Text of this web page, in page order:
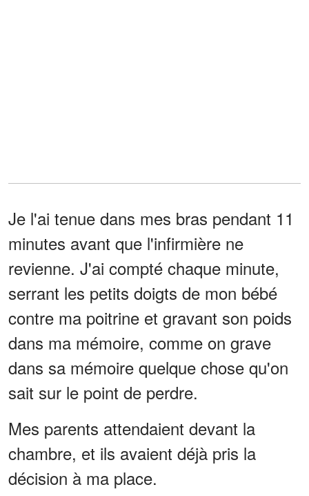
Je l'ai tenue dans mes bras pendant 11
minutes avant que l'infirmière ne
revienne. J'ai compté chaque minute,
serrant les petits doigts de mon bébé
contre ma poitrine et gravant son poids
dans ma mémoire, comme on grave
dans sa mémoire quelque chose qu'on
sait sur le point de perdre.
Mes parents attendaient devant la
chambre, et ils avaient déjà pris la
décision à ma place.